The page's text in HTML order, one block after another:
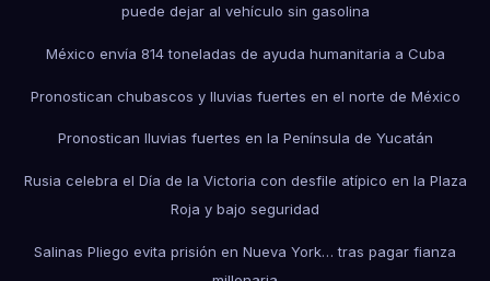
puede dejar al vehículo sin gasolina
México envía 814 toneladas de ayuda humanitaria a Cuba
Pronostican chubascos y lluvias fuertes en el norte de México
Pronostican lluvias fuertes en la Península de Yucatán
Rusia celebra el Día de la Victoria con desfile atípico en la Plaza
Roja y bajo seguridad
Salinas Pliego evita prisión en Nueva York… tras pagar fianza